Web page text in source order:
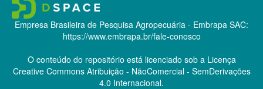
Empresa Brasileira de Pesquisa Agropecuária - Embrapa SAC:
https://www.embrapa.br/fale-conosco
O conteúdo do repositório está licenciado sob a Licença
Creative CommonsAtribuição - NãoComercial - SemDerivações
4.0 Internacional.